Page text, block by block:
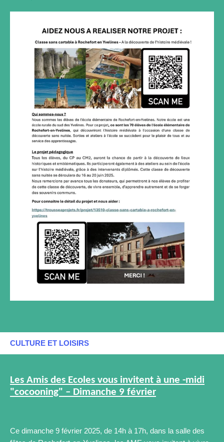
CULTURE ET LOISIRS
Les Amis des Ecoles vous invitent à une -midi
"cocooning" – Dimanche 9 février
Ce dimanche 9 février 2025, de 14h à 17h, dans la salle des